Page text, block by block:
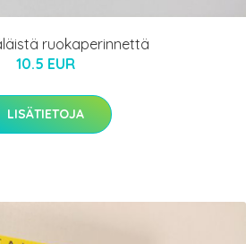
ruokaperinnettä
10.5 EUR
LISÄTIETOJA